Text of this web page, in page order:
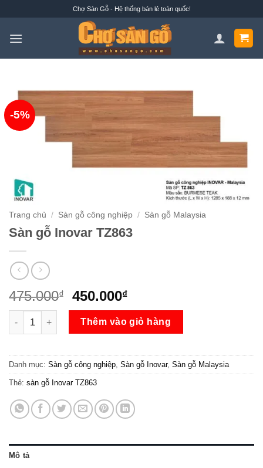
nội
Chợ Sàn Gỗ - Hệ thống bán lẻ toàn quốc!
-5%
Trang chủ / Sàn gỗ công nghiệp / Sàn gỗ Malaysia
Sàn gỗ Inovar TZ863
475.000₫
Giá
gốc
là:
475.000₫.
450.000₫Giá
hiện
tại
là:
450.000₫.
Sàn gỗ Inovar TZ863 số lượng
Thêm vào giỏ hàng
Danh mục: Sàn gỗ công nghiệp, Sàn gỗ Inovar, Sàn gỗ Malaysia
Thẻ: sàn gỗ Inovar TZ863
Mô tả